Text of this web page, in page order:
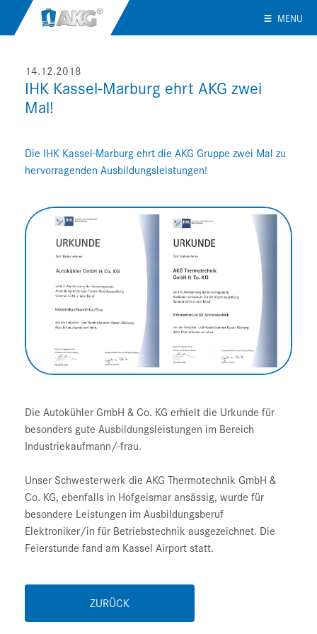
MENU
14.12.2018
IHK Kassel-Marburg ehrt AKG zwei
Mal!
Die IHK Kassel-Marburg ehrt die AKG Gruppe zwei Mal zu
hervorragenden Ausbildungsleistungen!
Die Autokühler GmbH & Co. KG erhielt die Urkunde für
besonders gute Ausbildungsleistungen im Bereich
Industriekaufmann/-frau.
Unser Schwesterwerk die AKG Thermotechnik GmbH &
Co. KG, ebenfalls in Hofgeismar ansässig, wurde für
besondere Leistungen im Ausbildungsberuf
Elektroniker/in für Betriebstechnik ausgezeichnet. Die
Feierstunde fand am Kassel Airport statt.
ZURÜCK